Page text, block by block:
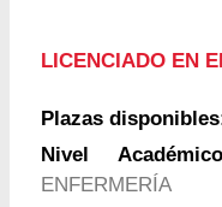
LICENCIADO EN
Plazas
Nivel
ENFERMERÍA